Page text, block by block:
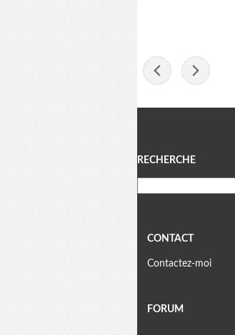
Menu
RECHERCHE
CONTACT
Contactez-moi
FORUM